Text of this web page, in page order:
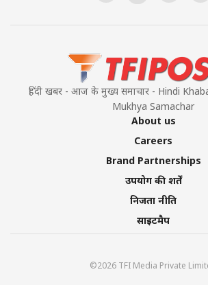
हिंदी खबर - आज के मुख्य समाचार - Hindi
Mukhya Samachar
About us
Careers
Brand Partnerships
उपयोग की शर्तें
निजता नीति
साइटमैप
©2026 TFI Media Private